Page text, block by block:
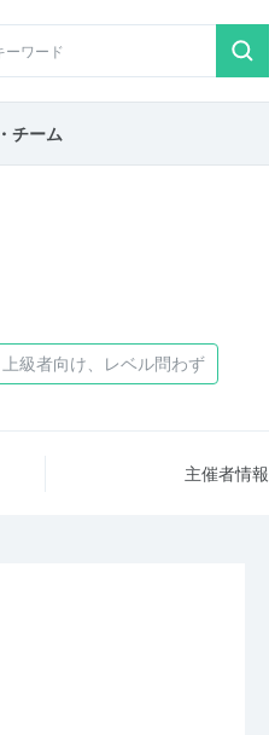
チーム
級者向け、レベル問わず
主催者情報